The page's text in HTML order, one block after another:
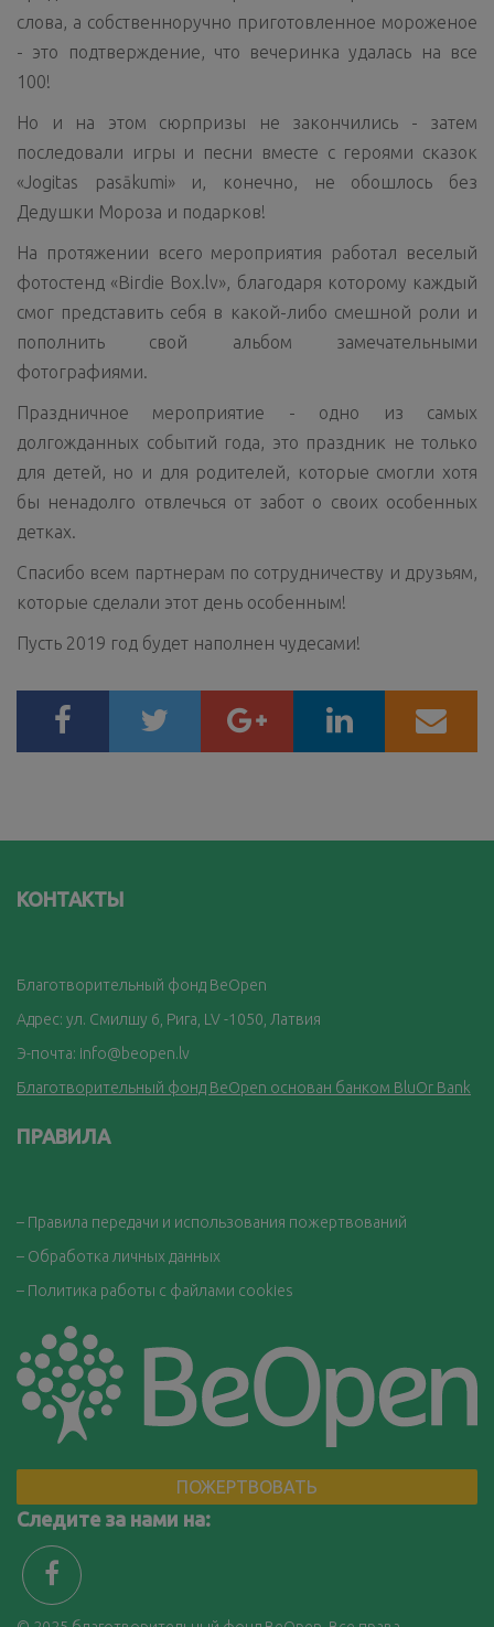
слова, а собственноручно приготовленное мороженое
- это подтверждение, что вечеринка удалась на все
100!
Но и на этом сюрпризы не закончились - затем
последовали игры и песни вместе с героями сказок
«Jogitas pasākumi» и, конечно, не обошлось без
Дедушки Мороза и подарков!
На протяжении всего мероприятия работал веселый
фотостенд «Birdie Box.lv», благодаря которому каждый
смог представить себя в какой-либо смешной роли и
пополнить свой альбом замечательными
фотографиями.
Праздничное мероприятие - одно из самых
долгожданных событий года, это праздник не только
для детей, но и для родителей, которые смогли хотя
бы ненадолго отвлечься от забот о своих особенных
детках.
Спасибо всем партнерам по сотрудничеству и друзьям,
которые сделали этот день особенным!
Пусть 2019 год будет наполнен чудесами!
КОНТАКТЫ
Благотворительный фонд BeOpen
Адрес: ул. Смилшу 6, Рига, LV -1050, Латвия
Э-почта: info@beopen.lv
Благотворительный фонд BeOpen основан банком BluOr Bank
ПРАВИЛА
– Правила передачи и использования пожертвований
– Обработка личных данных
– Политика работы с файлами cookies
ПОЖЕРТВОВАТЬ
Следите за нами на: